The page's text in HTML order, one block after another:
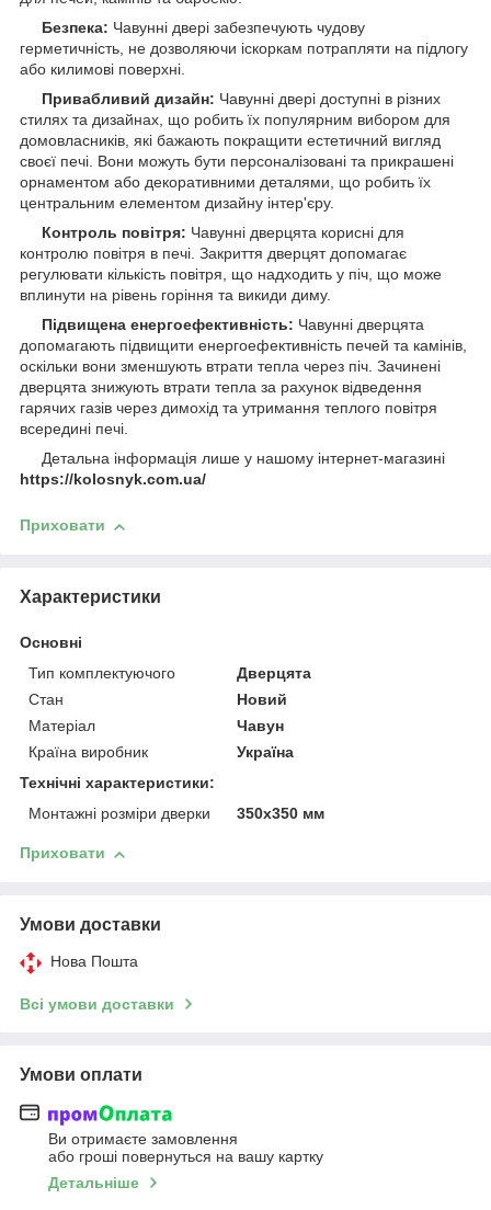
Безпека: Чавунні двері забезпечують чудову
герметичність, не дозволяючи іскоркам потрапляти на підлогу
або килимові поверхні.
Привабливий дизайн: Чавунні двері доступні в різних
стилях та дизайнах, що робить їх популярним вибором для
домовласників, які бажають покращити естетичний вигляд
своєї печі. Вони можуть бути персоналізовані та прикрашені
орнаментом або декоративними деталями, що робить їх
центральним елементом дизайну інтер'єру.
Контроль повітря: Чавунні дверцята корисні для
контролю повітря в печі. Закриття дверцят допомагає
регулювати кількість повітря, що надходить у піч, що може
вплинути на рівень горіння та викиди диму.
Підвищена енергоефективність: Чавунні дверцята
допомагають підвищити енергоефективність печей та камінів,
оскільки вони зменшують втрати тепла через піч. Зачинені
дверцята знижують втрати тепла за рахунок відведення
гарячих газів через димохід та утримання теплого повітря
всередині печі.
Детальна інформація лише у нашому інтернет-магазині
https://kolosnyk.com.ua/
Приховати
Характеристики
Основні
Тип комплектуючого
Дверцята
Стан
Новий
Матеріал
Чавун
Країна виробник
Україна
Технічні характеристики:
Монтажні розміри дверки
350х350 мм
Приховати
Умови доставки
Нова Пошта
Всі умови доставки
Умови оплати
Ви отримаєте замовлення
або гроші повернуться на вашу картку
Детальніше